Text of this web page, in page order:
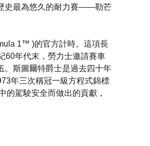
史最為悠久的耐力賽——勒芒
1™ )的官方計時。這項長
60年代末，勞力士邀請賽車
。斯圖爾特爵士是過去四十年
年三次稱冠一級方程式錦標
的駕駛安全而做出的貢獻，